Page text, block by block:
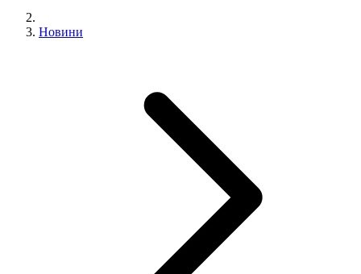
Новини